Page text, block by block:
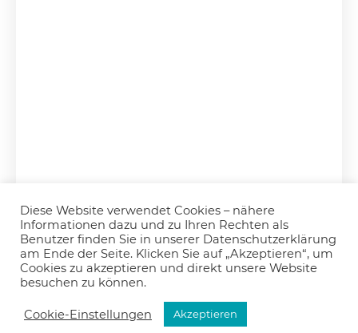
Diese Website verwendet Cookies – nähere
Informationen dazu und zu Ihren Rechten als
Benutzer finden Sie in unserer Datenschutzerklärung
am Ende der Seite. Klicken Sie auf „Akzeptieren“, um
Cookies zu akzeptieren und direkt unsere Website
besuchen zu können.
Cookie-Einstellungen Akzeptieren